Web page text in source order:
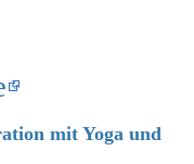
mit Yoga und